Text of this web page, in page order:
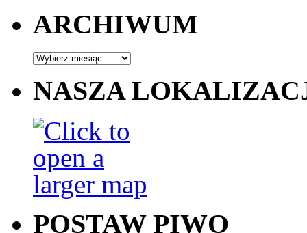
ARCHIWUM
NASZA
POSTAW PIWO